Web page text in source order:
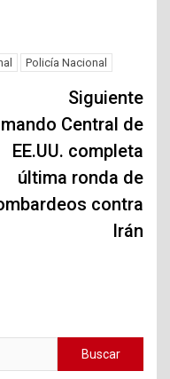
Policía Nacional
Siguiente
Central de
EE.UU. completa
última ronda de
contra
Irán